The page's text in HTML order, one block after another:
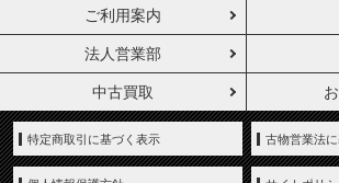
ご利用案内
法人営業部
中古買取
特定商取引に基づく表示 古物営業法